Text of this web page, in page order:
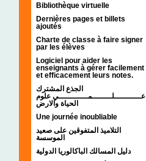
Bibliothèque virtuelle
Dernières pages et billets
ajoutés
Charte de classe à faire signer
par les élèves
Logiciel pour aider les
enseignants à gérer facilement
et efficacement leurs notes.
الجذع المشترك
عـــــــــــلــــــــمــــــــــــي علوم
الحياة والارض
Une journée inoubliable
التلاميذ المتفوقين على صعيد
الموسسة
دليل المسالك الباكالوريا الدولية